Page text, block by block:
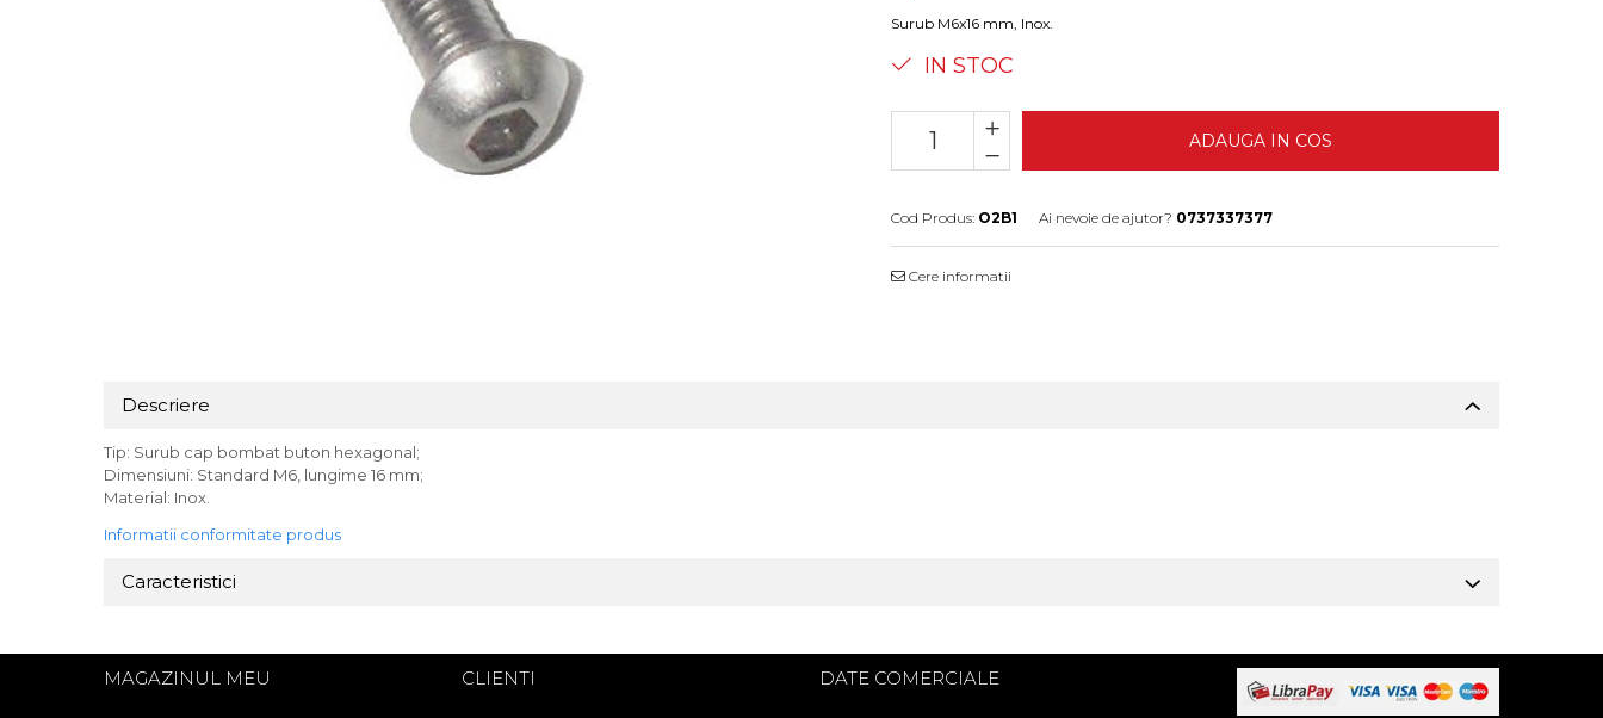
Surub M6x16 mm, Inox.
IN STOC
ADAUGA IN COS
Cod Produs: O2B1 Ai nevoie de ajutor? 0737337377
Cere informatii
Descriere
Tip: Surub cap bombat buton hexagonal;
Dimensiuni: Standard M6, lungime 16 mm;
Material: Inox.
Informatii conformitate produs
Caracteristici
MAGAZINUL MEU CLIENTI DATE COMERCIALE